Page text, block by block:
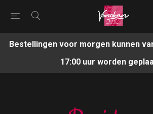
Bestellingen voor morgen kunnen
17:00 uur worden